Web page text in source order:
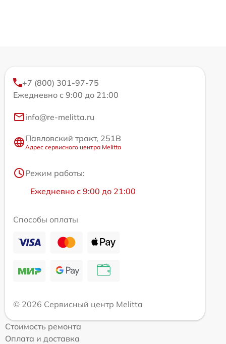
+7 (800) 301-97-75
Ежедневно с 9:00 до 21:00
info@re-melitta.ru
Павловский тракт, 251В
Адрес сервисного центра Melitta
Режим работы:
Ежедневно с 9:00 до 21:00
Способы оплаты
© 2026 Сервисный центр Melitta
Стоимость ремонта
Оплата и доставка